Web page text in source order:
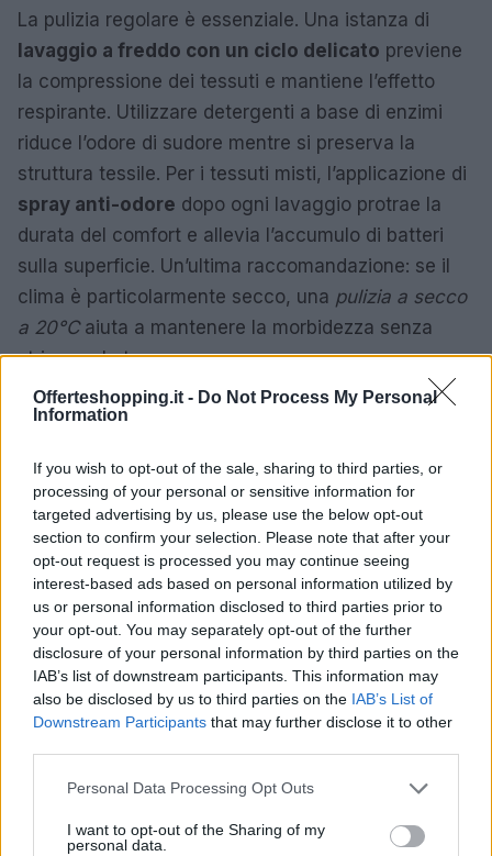
Offerteshopping.it - Do Not Process My Personal
Information
If you wish to opt-out of the sale, sharing to third parties, or
processing of your personal or sensitive information for
targeted advertising by us, please use the below opt-out
section to confirm your selection. Please note that after your
opt-out request is processed you may continue seeing
interest-based ads based on personal information utilized by
us or personal information disclosed to third parties prior to
your opt-out. You may separately opt-out of the further
disclosure of your personal information by third parties on the
IAB’s list of downstream participants. This information may
also be disclosed by us to third parties on the IAB’s List of
Downstream Participants that may further disclose it to other
Please note that this website/app uses one or more Google
not limited to your visit or usage behaviour. You may click to
grant or deny consent to Google and its third-party tags to
Personal Data Processing Opt Outs
I want to opt-out of the Sharing of my
personal data.
La pulizia regolare è essenziale. Una istanza di
lavaggio a freddo con un ciclo delicato previene
la compressione dei tessuti e mantiene l’effetto
respirante. Utilizzare detergenti a base di enzimi
riduce l’odore di sudore mentre si preserva la
struttura tessile. Per i tessuti misti, l’applicazione di
spray anti-odore dopo ogni lavaggio protrae la
durata del comfort e allevia l’accumulo di batteri
sulla superficie. Un’ultima raccomandazione: se il
clima è particolarmente secco, una pulizia a secco
a 20°Caiuta a mantenere la morbidezza senza
stringere la trama.
Adattare questi consigli alla propria routine
di rinnovamento. Trovare il giusto equilibrio tra stile
e funzionalità è la chiave per navigare l’estate con
professionalità senza scoppiare di calore.
AUTORE
Camilla Fiore
Camilla Fiore, da Verona, annotò la prima
review dopo aver testato un siero durante la
Fiera della Cosmesi: quell’articolo cambiò la
in redazione la precisione di chi colleziona